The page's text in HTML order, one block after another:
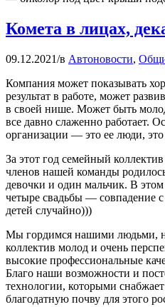
Комета в лицах,
09.12.2021/в Автоновости,
Компания может показывать
результат в работе, может
в своей нише. Может быть
все давно слаженно работает.
организации — это ее люди,
За этот год семейный
членов нашей команды
девочки и один мальчик. В
четыре свадьбы — совпадение
детей случайно)))
Мы гордимся нашими людьми,
коллектив молод и очень
высокие профессиональные
Благо наши возможности и
технологии, которыми
благодатную почву для этого